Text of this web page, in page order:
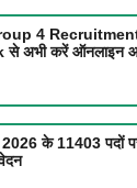
4
से अभी करें ऑनलाइन
के 11403 पदों पर